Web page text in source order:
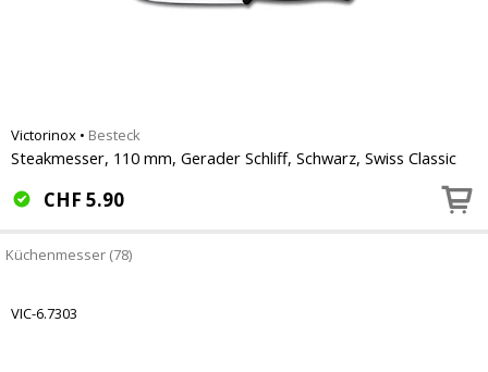
Victorinox • Besteck
Steakmesser, 110 mm, Gerader Schliff, Schwarz, Swiss Classic
CHF 5.90
Küchenmesser (78)
VIC-6.7303